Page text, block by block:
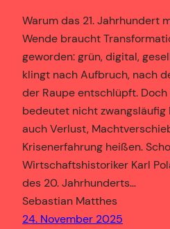
Warum das 21. Jahrhundert
Wende braucht
geworden: grün, digital,
klingt nach Aufbruch, nach
der Raupe entschlüpft.
bedeutet nicht
auch Verlust,
Krisenerfahrung heißen.
Wirtschaftshistoriker Karl
des 20. Jahrhunderts…
Sebastian Matthes
24. November 2025